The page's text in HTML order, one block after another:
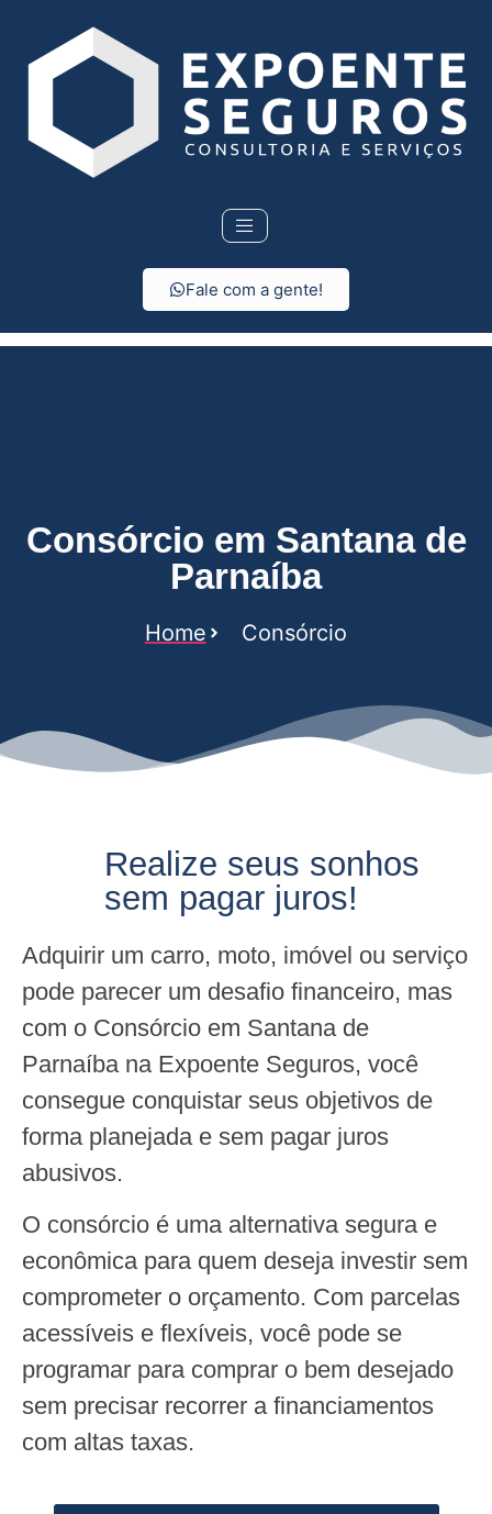
Fale com a gente!
Consórcio em Santana de
Parnaíba
Home Consórcio
Realize seus sonhos
sem pagar juros!
Adquirir um carro, moto, imóvel ou serviço
pode parecer um desafio financeiro, mas
com o Consórcio em Santana de
Parnaíba na Expoente Seguros, você
consegue conquistar seus objetivos de
forma planejada e sem pagar juros
abusivos.
O consórcio é uma alternativa segura e
econômica para quem deseja investir sem
comprometer o orçamento. Com parcelas
acessíveis e flexíveis, você pode se
programar para comprar o bem desejado
sem precisar recorrer a financiamentos
com altas taxas.